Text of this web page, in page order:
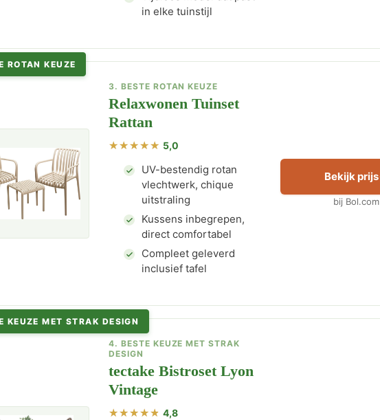
in elke tuinstijl
ROTAN KEUZE
3. BESTE ROTAN KEUZE
Relaxwonen Tuinset
Rattan
5,0
UV-bestendig rotan
vlechtwerk, chique
uitstraling
Kussens inbegrepen,
direct comfortabel
Compleet geleverd
inclusief tafel
Bekijk prijs
bij Bol.com
KEUZE MET STRAK DESIGN
4. BESTE KEUZE MET STRAK
DESIGN
tectake Bistroset Lyon
Vintage
4,8